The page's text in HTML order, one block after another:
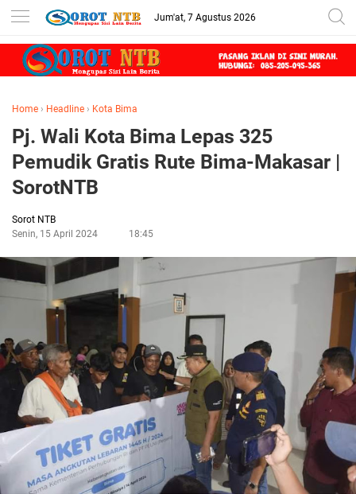
Jum'at, 7 Agustus 2026
Home › Headline › Kota Bima
Pj. Wali Kota Bima Lepas 325
Pemudik Gratis Rute Bima-Makasar |
SorotNTB
Sorot NTB
Senin, 15 April 2024
18:45